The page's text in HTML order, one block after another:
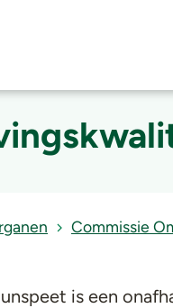
Commissie
is een